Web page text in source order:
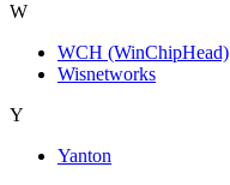
W
WCH (WinChipHead)
Wisnetworks
Y
Yanton